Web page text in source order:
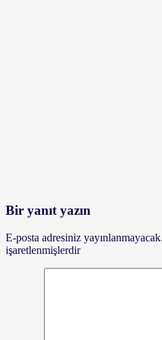
Bir yanıt yazın
E-posta adresiniz yayınlanmayacak.
işaretlenmişlerdir